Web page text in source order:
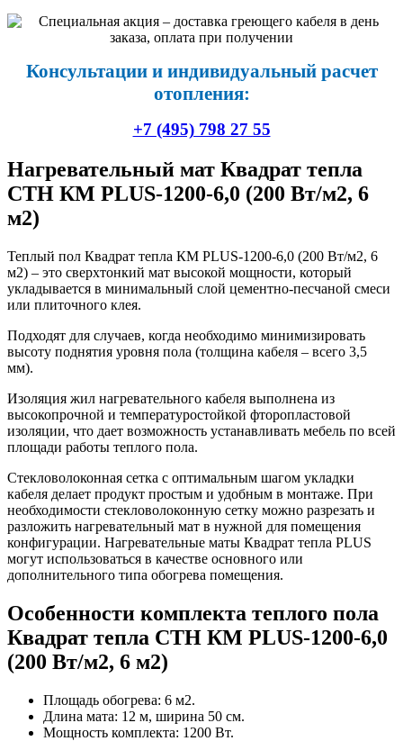
Консультации и индивидуальный расчет
отопления:
+7 (495) 798 27 55
Нагревательный мат Квадрат тепла
СТН КМ PLUS-1200-6,0 (200 Вт/м2, 6
м2)
Теплый пол Квадрат тепла КМ PLUS-1200-6,0 (200 Вт/м2, 6
м2) – это сверхтонкий мат высокой мощности, который
укладывается в минимальный слой цементно-песчаной смеси
или плиточного клея.
Подходят для случаев, когда необходимо минимизировать
высоту поднятия уровня пола (толщина кабеля – всего 3,5
мм).
Изоляция жил нагревательного кабеля выполнена из
высокопрочной и температуростойкой фторопластовой
изоляции, что дает возможность устанавливать мебель по всей
площади работы теплого пола.
Стекловолоконная сетка с оптимальным шагом укладки
кабеля делает продукт простым и удобным в монтаже. При
необходимости стекловолоконную сетку можно разрезать и
разложить нагревательный мат в нужной для помещения
конфигурации. Нагревательные маты Квадрат тепла PLUS
могут использоваться в качестве основного или
дополнительного типа обогрева помещения.
Особенности комплекта теплого пола
Квадрат тепла СТН КМ PLUS-1200-6,0
(200 Вт/м2, 6 м2)
Площадь обогрева: 6 м2.
Длина мата: 12 м, ширина 50 см.
Мощность комплекта: 1200 Вт.